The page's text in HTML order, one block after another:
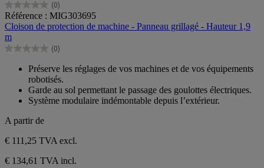
(0)
0.0
sur
5
étoiles.
Référence : MIG303695
Cloison de protection de machine - Panneau grillagé - Hauteur 1,9
m
(0)
0.0
étoiles.
Préserve les réglages de vos machines et de vos équipements
robotisés.
Garde au sol permettant le passage des goulottes électriques.
Système modulaire indémontable depuis l’extérieur.
A partir de
€ 111,25 TVA excl.
€ 134,61 TVA incl.